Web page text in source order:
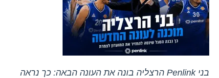
בני Penlink הרצליה בונה את העונה הבאה: כך נראה